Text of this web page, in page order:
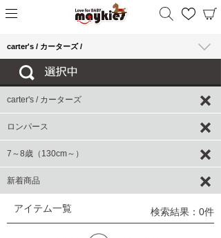
carter's / カーターズ /
carter's / カーターズ
ロンパース
7～8歳（130cm～）
新着商品
アイテム一覧 検索結果：0件